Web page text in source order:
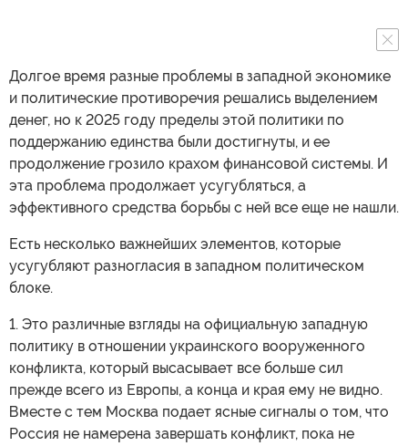
Долгое время разные проблемы в западной экономике
и политические противоречия решались выделением
денег, но к 2025 году пределы этой политики по
поддержанию единства были достигнуты, и ее
продолжение грозило крахом финансовой системы. И
эта проблема продолжает усугубляться, а
эффективного средства борьбы с ней все еще не нашли.
Есть несколько важнейших элементов, которые
усугубляют разногласия в западном политическом
блоке.
1. Это различные взгляды на официальную западную
политику в отношении украинского вооруженного
конфликта, который высасывает все больше сил
прежде всего из Европы, а конца и края ему не видно.
Вместе с тем Москва подает ясные сигналы о том, что
Россия не намерена завершать конфликт, пока не